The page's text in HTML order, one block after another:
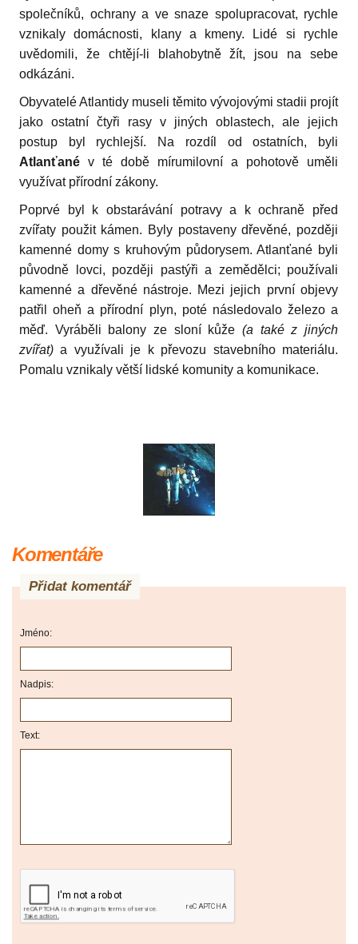
společ­níků, ochrany a ve snaze spolupracovat, rych­le
vznikaly domácnosti, klany a kmeny. Lidé si rychle
uvědomili, že chtějí-li blahobytně žít, jsou na sebe
odkázáni.
Obyvatelé Atlantidy museli těmito vývojovými stadii projít
jako ostatní čtyři rasy v jiných oblastech, ale jejich
postup byl rychlejší. Na rozdíl od ostatních, byli
Atlanťané v té době míru­milovní a pohotově uměli
využí­vat přírodní zákony.
Poprvé byl k obstarávání potravy a k ochraně před
zvířaty použit kámen. Byly postaveny dřevěné, později
kamenné domy s kru­hovým půdorysem. Atlanťané byli
původně lov­ci, později pastýři a zemědělci; používali
kamenné a dřevěné nástroje. Mezi jejich první objevy
patřil oheň a přírodní plyn, poté násle­dovalo železo a
měď. Vyráběli balony ze sloní kůže (a také z jiných
zvířat) a využívali je k převo­zu stavebního materiálu.
Pomalu vznikaly větší lidské komunity a komunikace.
Komentáře
Přidat komentář
Jméno:
Nadpis:
Text: